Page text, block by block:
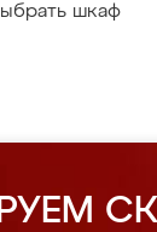
шкаф